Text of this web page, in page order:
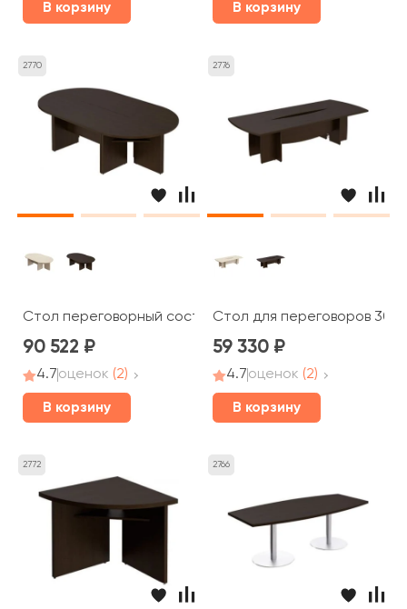
В корзину В корзину
2770
Стол переговорный составной 280x160x75 Born
90 522
4.7оценок (2)
В корзину
2776
Стол для переговоров
59 330
4.7оценок (2)
В корзину
2772 2766